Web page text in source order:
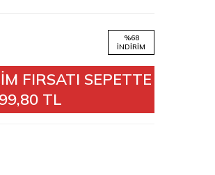
%68
İNDIRIM
FIRSATI SEPETTE
TL